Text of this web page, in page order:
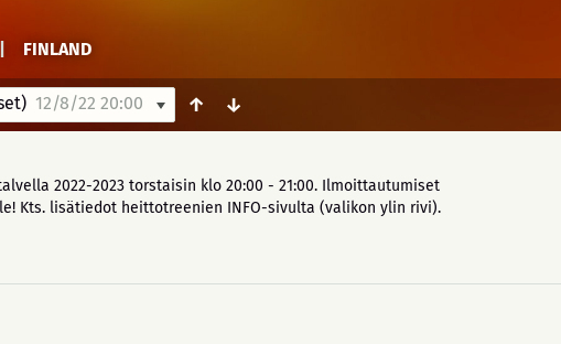
FINLAND
12/8/22 20:00 ↑ ↓
2022-2023 torstaisin klo 20:00 - 21:00. Ilmoittautumiset
Kts. lisätiedot heittotreenien INFO-sivulta (valikon ylin rivi).